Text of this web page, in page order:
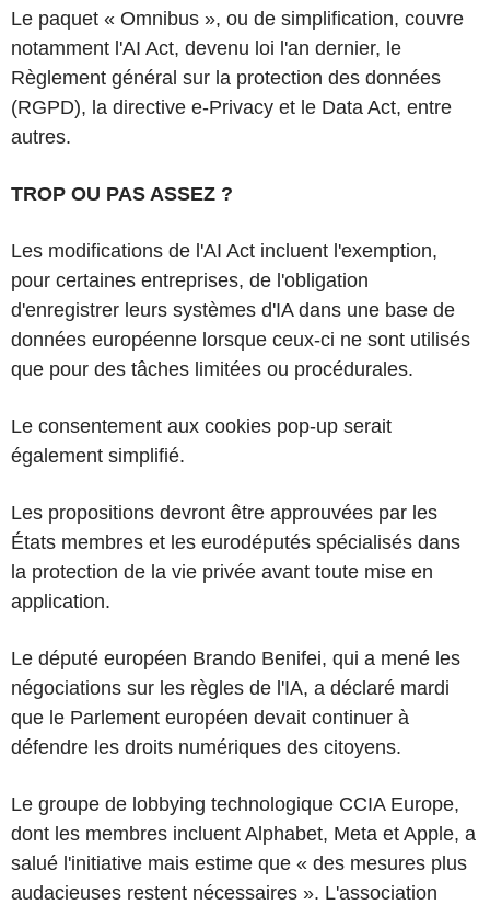
Le paquet « Omnibus », ou de simplification, couvre
notamment l'AI Act, devenu loi l'an dernier, le
Règlement général sur la protection des données
(RGPD), la directive e-Privacy et le Data Act, entre
autres.
TROP OU PAS ASSEZ ?
Les modifications de l'AI Act incluent l'exemption,
pour certaines entreprises, de l'obligation
d'enregistrer leurs systèmes d'IA dans une base de
données européenne lorsque ceux-ci ne sont utilisés
que pour des tâches limitées ou procédurales.
Le consentement aux cookies pop-up serait
également simplifié.
Les propositions devront être approuvées par les
États membres et les eurodéputés spécialisés dans
la protection de la vie privée avant toute mise en
application.
Le député européen Brando Benifei, qui a mené les
négociations sur les règles de l'IA, a déclaré mardi
que le Parlement européen devait continuer à
défendre les droits numériques des citoyens.
Le groupe de lobbying technologique CCIA Europe,
dont les membres incluent Alphabet, Meta et Apple, a
salué l'initiative mais estime que « des mesures plus
audacieuses restent nécessaires ». L'association